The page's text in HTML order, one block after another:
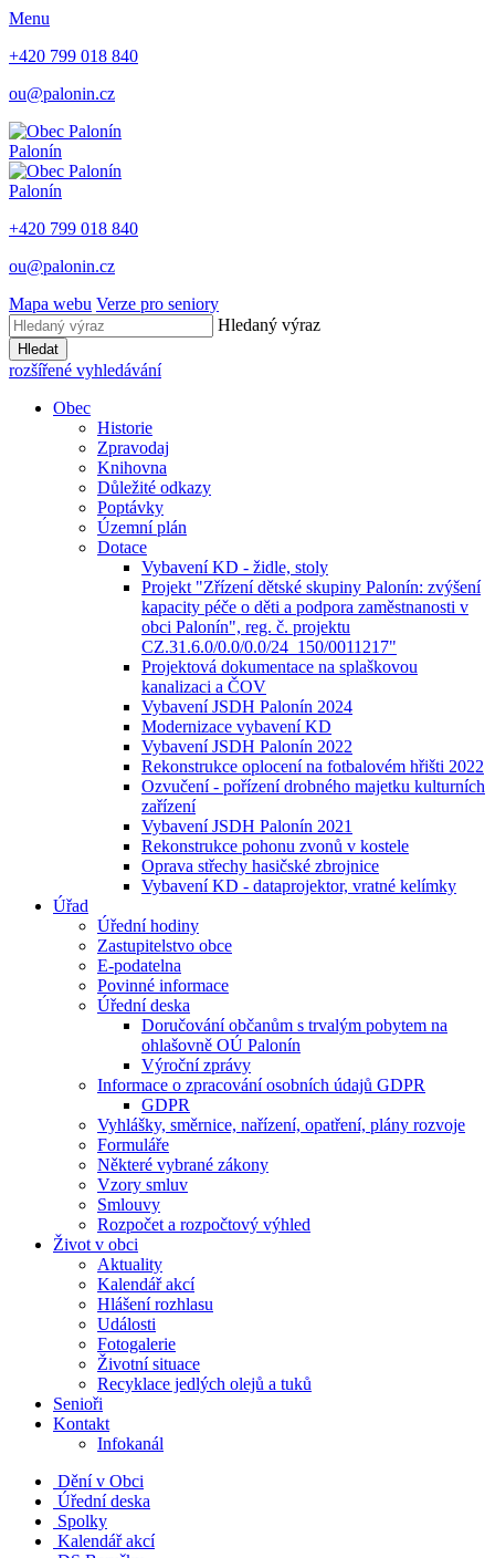
Menu
+420 799 018 840
ou@palonin.cz
Palonín
Palonín
+420 799 018 840
ou@palonin.cz
Mapa webu Verze pro seniory
Hledaný výraz
Hledat
rozšířené vyhledávání
Obec
Historie
Zpravodaj
Knihovna
Důležité odkazy
Poptávky
Územní plán
Dotace
Vybavení KD - židle, stoly
Projekt "Zřízení dětské skupiny Palonín: zvýšení
kapacity péče o děti a podpora zaměstnanosti v
obci Palonín", reg. č. projektu
CZ.31.6.0/0.0/0.0/24_150/0011217"
Projektová dokumentace na splaškovou
kanalizaci a ČOV
Vybavení JSDH Palonín 2024
Modernizace vybavení KD
Vybavení JSDH Palonín 2022
Rekonstrukce oplocení na fotbalovém hřišti 2022
Ozvučení - pořízení drobného majetku kulturních
zařízení
Vybavení JSDH Palonín 2021
Rekonstrukce pohonu zvonů v kostele
Oprava střechy hasičské zbrojnice
Vybavení KD - dataprojektor, vratné kelímky
Úřad
Úřední hodiny
Zastupitelstvo obce
E-podatelna
Povinné informace
Úřední deska
Doručování občanům s trvalým pobytem na
ohlašovně OÚ Palonín
Výroční zprávy
Informace o zpracování osobních údajů GDPR
GDPR
Vyhlášky, směrnice, nařízení, opatření, plány rozvoje
Formuláře
Některé vybrané zákony
Vzory smluv
Smlouvy
Rozpočet a rozpočtový výhled
Život v obci
Aktuality
Kalendář akcí
Hlášení rozhlasu
Události
Fotogalerie
Životní situace
Recyklace jedlých olejů a tuků
Senioři
Kontakt
Infokanál
Dění v Obci
Úřední deska
Spolky
Kalendář akcí